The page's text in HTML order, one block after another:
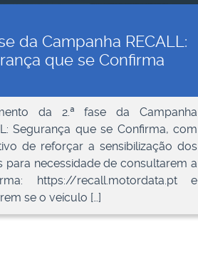
da Campanha RECALL:
que se Confirma
da 2.ª fase da Campanha
Segurança que se Confirma, com
de reforçar a sensibilização dos
para necessidade de consultarem a
https://recall.motordata.pt e
se o veículo […]